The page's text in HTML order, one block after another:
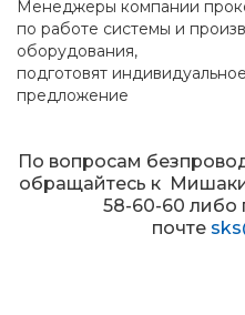
Менеджеры компании
по работе системы и
оборудования,
подготовят
предложение
По вопросам
обращайтесь к
58-60-60 либо
почте